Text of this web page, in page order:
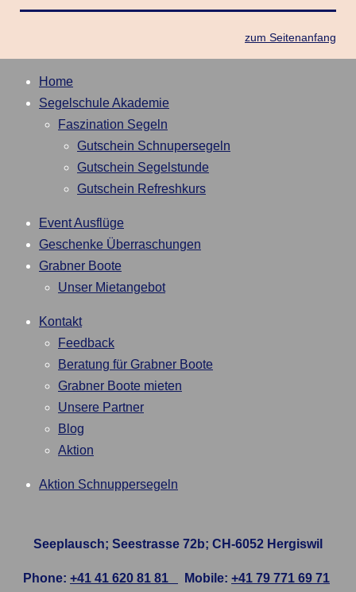
zum Seitenanfang
Home
Segelschule Akademie
Faszination Segeln
Gutschein Schnupersegeln
Gutschein Segelstunde
Gutschein Refreshkurs
Event Ausflüge
Geschenke Überraschungen
Grabner Boote
Unser Mietangebot
Kontakt
Feedback
Beratung für Grabner Boote
Grabner Boote mieten
Unsere Partner
Blog
Aktion
Aktion Schnuppersegeln
Seeplausch; Seestrasse 72b; CH-6052 Hergiswil
Phone: +41 41 620 81 81 Mobile: +41 79 771 69 71